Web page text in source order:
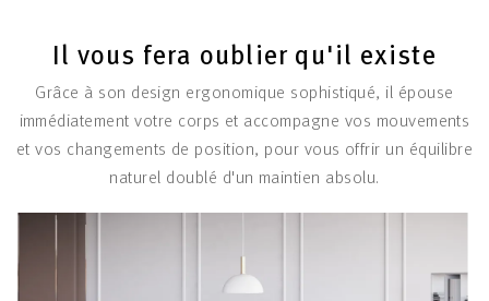
Il vous fera oublier qu'il existe
Grâce à son design ergonomique sophistiqué, il épouse
immédiatement votre corps et accompagne vos mouvements
et vos changements de position, pour vous offrir un équilibre
naturel doublé d'un maintien absolu.